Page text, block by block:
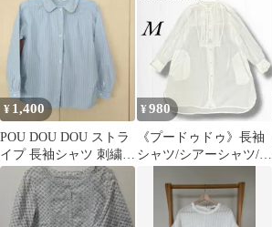
¥ 1,400
POU DOU DOU ストラ
イプ 長袖シャツ 刺繍入
り M
¥980
《プードゥドゥ》長袖
シャツ/シアーシャツ/ロ
ゆるふわ/M